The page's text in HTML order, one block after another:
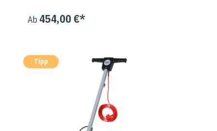
Ab 454,00 €*
Tipp